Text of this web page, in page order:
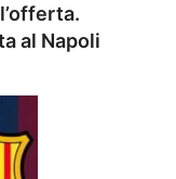
al Napoli